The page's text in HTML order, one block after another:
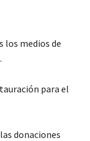
los medios de
para el
donaciones